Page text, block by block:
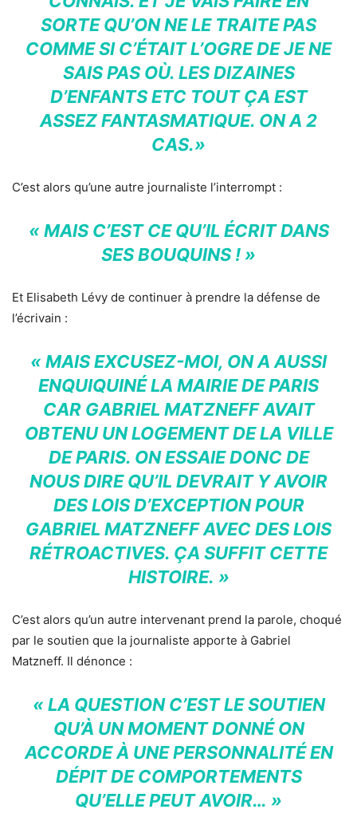
SORTE QU’ON NE LE TRAITE PAS
COMME SI C’ÉTAIT L’OGRE DE JE NE
SAIS PAS OÙ. LES DIZAINES
D’ENFANTS ETC TOUT ÇA EST
ASSEZ FANTASMATIQUE. ON A 2
CAS.»
C’est alors qu’une autre journaliste l’interrompt :
« MAIS C’EST CE QU’IL ÉCRIT DANS
SES BOUQUINS ! »
Et Elisabeth Lévy de continuer à prendre la défense de
l’écrivain :
« MAIS EXCUSEZ-MOI, ON A AUSSI
ENQUIQUINÉ LA MAIRIE DE PARIS
CAR GABRIEL MATZNEFF AVAIT
OBTENU UN LOGEMENT DE LA VILLE
DE PARIS. ON ESSAIE DONC DE
NOUS DIRE QU’IL DEVRAIT Y AVOIR
DES LOIS D’EXCEPTION POUR
GABRIEL MATZNEFF AVEC DES LOIS
RÉTROACTIVES. ÇA SUFFIT CETTE
HISTOIRE. »
C’est alors qu’un autre intervenant prend la parole, choqué
par le soutien que la journaliste apporte à Gabriel
Matzneff. Il dénonce :
« LA QUESTION C’EST LE SOUTIEN
QU’À UN MOMENT DONNÉ ON
ACCORDE À UNE PERSONNALITÉ EN
DÉPIT DE COMPORTEMENTS
QU’ELLE PEUT AVOIR… »